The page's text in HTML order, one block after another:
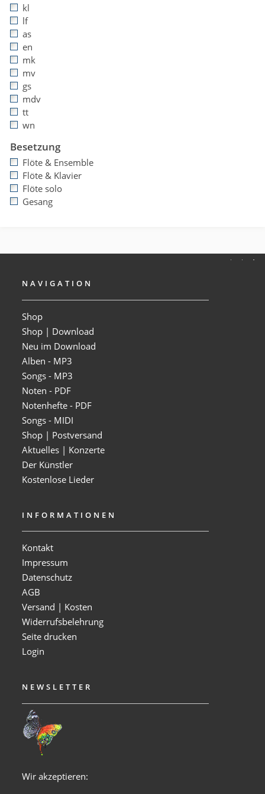
kl
lf
as
en
mk
mv
gs
mdv
tt
wn
Besetzung
Flöte & Ensemble
Flöte & Klavier
Flöte solo
Gesang
NAVIGATION
Shop
Shop | Download
Neu im Download
Alben - MP3
Songs - MP3
Noten - PDF
Notenhefte - PDF
Songs - MIDI
Shop | Postversand
Aktuelles | Konzerte
Der Künstler
Kostenlose Lieder
INFORMATIONEN
Kontakt
Impressum
Datenschutz
AGB
Versand | Kosten
Widerrufsbelehrung
Seite drucken
Login
NEWSLETTER
Wir akzeptieren: